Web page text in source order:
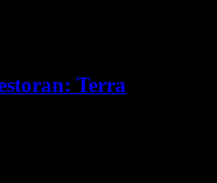
Terra